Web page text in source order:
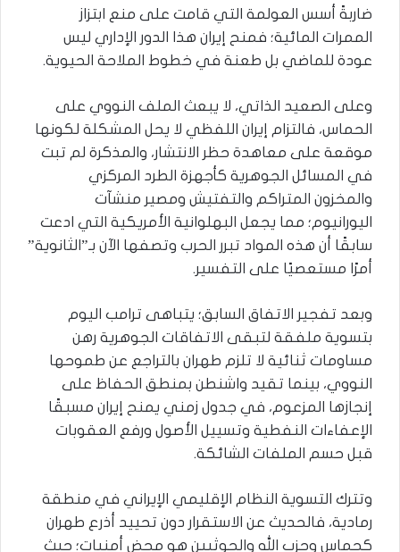
ضاربةً أسس العولمة التي قامت على منع ابتزاز
الممرات المائية؛ فمنح إيران هذا الدور الإداري ليس
عودة للماضي بل طعنة في خطوط الملاحة الحيوية.
وعلى الصعيد الذاتي، لا يبعث الملف النووي على
الحماس، فالتزام إيران اللفظي لا يحل المشكلة لكونها
موقعة على معاهدة حظر الانتشار، والمذكرة لم تبت
في المسائل الجوهرية كأجهزة الطرد المركزي
والمخزون المتراكم والتفتيش ومصير منشآت
اليورانيوم؛ مما يجعل البهلوانية الأمريكية التي ادعت
سابقًا أن هذه المواد تبرر الحرب وتصفها الآن بـ”الثانوية”
أمرًا مستعصيًا على التفسير.
وبعد تفجير الاتفاق السابق؛ يتباهى ترامب اليوم
بتسوية ملفقة لتبقى الاتفاقات الجوهرية رهن
مساومات ثنائية لا تلزم طهران بالتراجع عن طموحها
النووي، بينما تقيد واشنطن بمنطق الحفاظ على
إنجازها المزعوم، في جدول زمني يمنح إيران مسبقًا
الإعفاءات النفطية وتسييل الأصول ورفع العقوبات
قبل حسم الملفات الشائكة.
وتترك التسوية النظام الإقليمي الإيراني في منطقة
رمادية، فالحديث عن الاستقرار دون تحييد أذرع طهران
كحماس وحزب الله والحوثيين هو محض أمنيات؛ حيث